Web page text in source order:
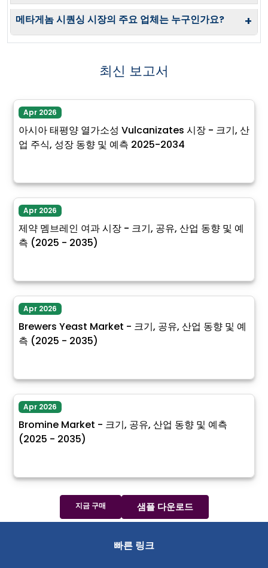
메타게놈 시퀀싱 시장의 주요 업체는 누구인가요? +
최신 보고서
Apr 2026
아시아 태평양 열가소성 Vulcanizates 시장 - 크기, 산
업 주식, 성장 동향 및 예측 2025-2034
Apr 2026
제약 멤브레인 여과 시장 - 크기, 공유, 산업 동향 및 예
측 (2025 - 2035)
Apr 2026
Brewers Yeast Market - 크기, 공유, 산업 동향 및 예
측 (2025 - 2035)
Apr 2026
Bromine Market - 크기, 공유, 산업 동향 및 예측
(2025 - 2035)
지금 구매 샘플 다운로드
빠른 링크